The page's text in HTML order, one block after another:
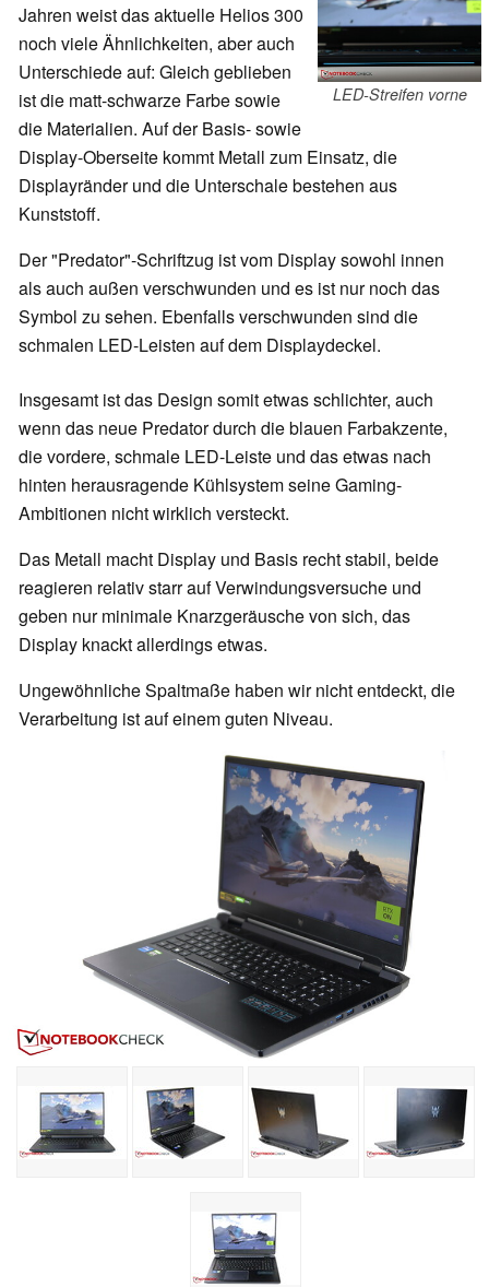
LED-Streifen vorne
Jahren weist das aktuelle Helios 300
noch viele Ähnlichkeiten, aber auch
Unterschiede auf: Gleich geblieben
ist die matt-schwarze Farbe sowie
die Materialien. Auf der Basis- sowie
Display-Oberseite kommt Metall zum Einsatz, die
Displayränder und die Unterschale bestehen aus
Kunststoff.
Der "Predator"-Schriftzug ist vom Display sowohl innen
als auch außen verschwunden und es ist nur noch das
Symbol zu sehen. Ebenfalls verschwunden sind die
schmalen LED-Leisten auf dem Displaydeckel.
Insgesamt ist das Design somit etwas schlichter, auch
wenn das neue Predator durch die blauen Farbakzente,
die vordere, schmale LED-Leiste und das etwas nach
hinten herausragende Kühlsystem seine Gaming-
Ambitionen nicht wirklich versteckt.
Das Metall macht Display und Basis recht stabil, beide
reagieren relativ starr auf Verwindungsversuche und
geben nur minimale Knarzgeräusche von sich, das
Display knackt allerdings etwas.
Ungewöhnliche Spaltmaße haben wir nicht entdeckt, die
Verarbeitung ist auf einem guten Niveau.